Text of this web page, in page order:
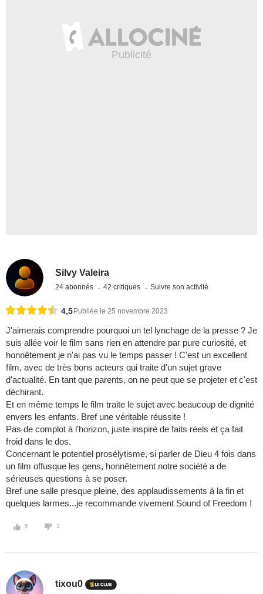
Silvy Valeira
24 abonnés 42 critiques Suivre son activité
4,5 Publiée le 25 novembre 2023
J'aimerais comprendre pourquoi un tel lynchage de la presse ? Je
suis allée voir le film sans rien en attendre par pure curiosité, et
honnêtement je n'ai pas vu le temps passer ! C'est un excellent
film, avec de très bons acteurs qui traite d'un sujet grave
d'actualité. En tant que parents, on ne peut que se projeter et c'est
déchirant.
Et en même temps le film traite le sujet avec beaucoup de dignité
envers les enfants. Bref une véritable réussite !
Pas de complot à l'horizon, juste inspiré de faits réels et ça fait
froid dans le dos.
Concernant le potentiel prosélytisme, si parler de Dieu 4 fois dans
un film offusque les gens, honnêtement notre société a de
sérieuses questions à se poser.
Bref une salle presque pleine, des applaudissements à la fin et
quelques larmes...je recommande vivement Sound of Freedom !
5 1
tixou0